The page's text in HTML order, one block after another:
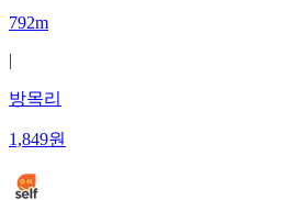
792m
|
방목리
1,849원